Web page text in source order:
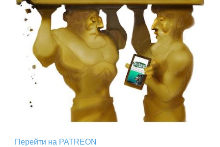
Перейти на PATREON